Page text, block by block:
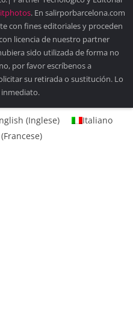
. En salirporbarcelona.com
con fines editoriales y proceden
licencia de nuestro partner
sido utilizada de forma no
por favor escríbenos a
su retirada o sustitución. Lo
(Inglese)
Italiano
(Francese)